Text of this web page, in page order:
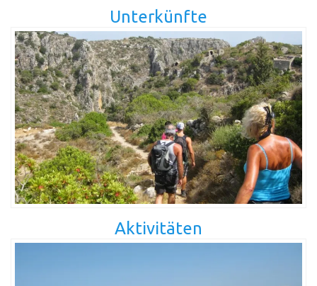
Unterkünfte
Aktivitäten